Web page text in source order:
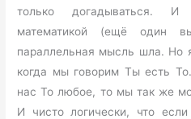
только догадываться. И
математикой (ещё один
параллельная мысль шла. Но
когда мы говорим Ты есть
нас То любое, то мы так же
И чисто логически, что